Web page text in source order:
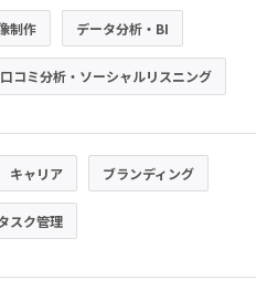
制作 データ分析・BI
口コミ分析・ソーシャルリスニング
キャリア ブランディング
スク管理